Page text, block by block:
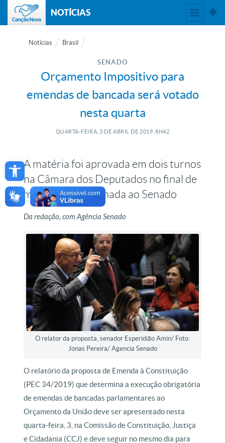
Open toolbar
NOTÍCIAS
Notícias Brasil
SENADO
Orçamento Impositivo para
emendas de bancada será votado
nesta quarta
QUARTA-FEIRA, 3 DE ABRIL DE 2019, 8H42
A matéria foi aprovada em dois turnos
na Câmara dos Deputados no final de
março e encaminhada ao Senado
Da redação, com Agência Senado
O relator da proposta, senador Esperidião Amin/ Foto:
Jonas Pereira/ Agencia Senado
O relatório da proposta de Emenda à Constituição
(PEC 34/2019) que determina a execução obrigatória
de emendas de bancadas parlamentares ao
Orçamento da União deve ser apresentado nesta
quarta-feira, 3, na Comissão de Constituição, Justiça
e Cidadania (CCJ) e deve seguir no mesmo dia para